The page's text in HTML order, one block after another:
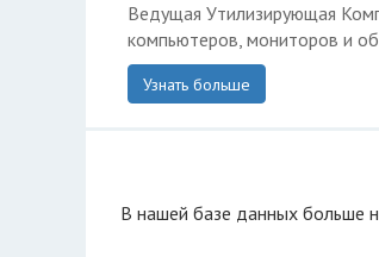
Ведущая Утилизирующая
компьютеров, мониторов и
Узнать больше
В нашей базе данных больше